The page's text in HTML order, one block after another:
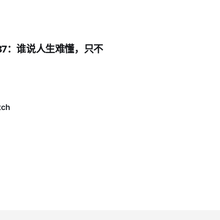
：谁说人生难懂，只不